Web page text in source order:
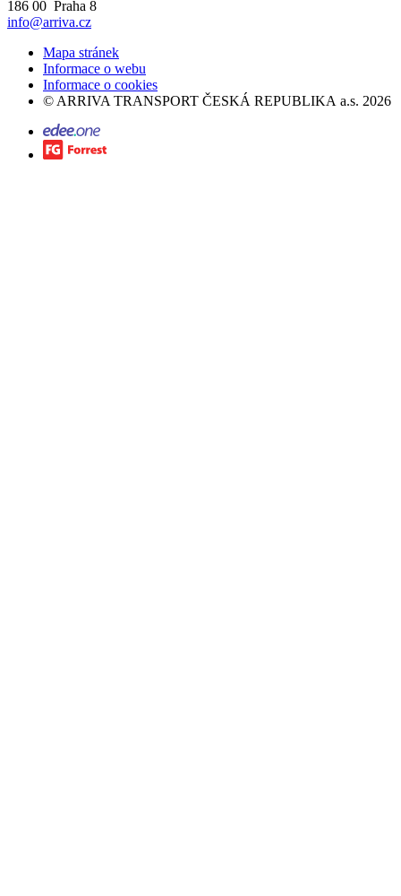
186 00 Praha 8
info@arriva.cz
Mapa stránek
Informace o webu
Informace o cookies
© ARRIVA TRANSPORT ČESKÁ REPUBLIKA a.s. 2026